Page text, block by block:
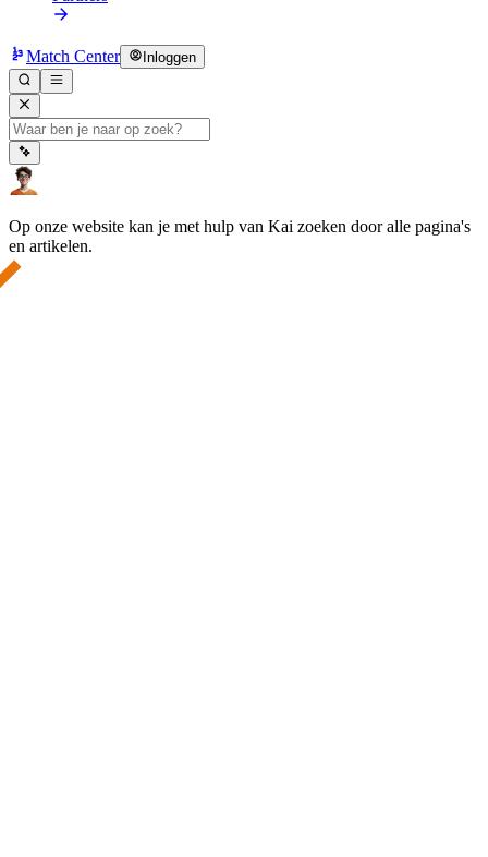
Match Center Inloggen
Op onze website kan je met hulp van Kai zoeken door alle pagina's
en artikelen.